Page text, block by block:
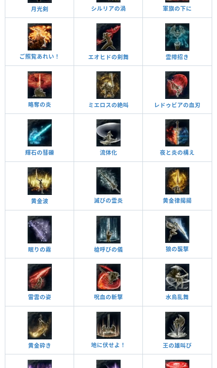
月光剣 シルリアの渦 軍旗の下に
ご照覧あれい！ エオヒドの剣舞 霊障招き
略奪の炎 ミエロスの絶叫 レドゥビアの血刃
輝石の彗礫 流体化 夜と炎の構え
黄金波 滅びの霊炎 黄金律揭揚
眠りの霧 槍呼びの儀 狼の襲撃
雷雲の姿 呪血の斬撃 水烏乱舞
黄金砕き 地に伏せよ！ 王の雄叫び